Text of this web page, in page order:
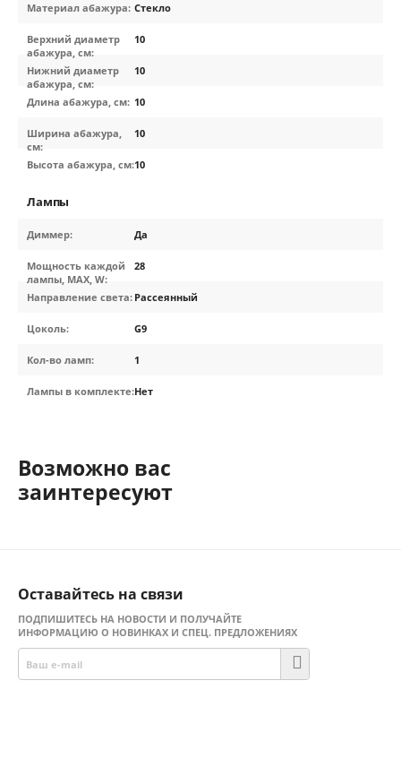
Материал абажура: Стекло
Верхний диаметр
абажура, см:
10
Нижний диаметр
абажура, см:
10
Длина абажура, см: 10
Ширина абажура,
см:
10
Высота абажура, см:10
Лампы
Диммер: Да
Мощность каждой
лампы, MAX, W:
28
Направление света: Рассеянный
Цоколь: G9
Кол-во ламп: 1
Лампы в комплекте:Нет
Возможно вас
заинтересуют
Оставайтесь на связи
ПОДПИШИТЕСЬ НА НОВОСТИ И ПОЛУЧАЙТЕ
ИНФОРМАЦИЮ О НОВИНКАХ И СПЕЦ. ПРЕДЛОЖЕНИЯХ